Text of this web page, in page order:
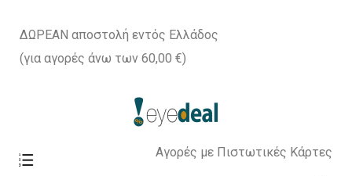
ΔΩΡΕΑΝ αποστολή εντός Ελλάδος
(για αγορές άνω των 60,00 €)
Αγορές με Πιστωτικές Κάρτες